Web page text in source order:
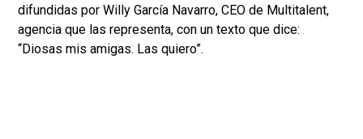
difundidas por Willy García Navarro, CEO de Multitalent,
agencia que las representa, con un texto que dice:
“Diosas mis amigas. Las quiero”.